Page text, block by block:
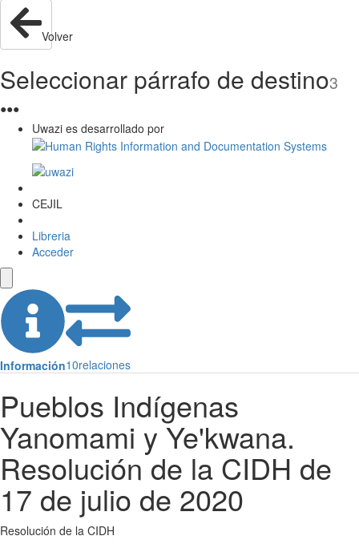
Volver
Seleccionar párrafo de destino3
●●●
Uwazi es desarrollado por
CEJIL
Libreria
Acceder
Información10relaciones
Pueblos Indígenas
Yanomami y Ye'kwana.
Resolución de la CIDH de
17 de julio de 2020
Resolución de la CIDH